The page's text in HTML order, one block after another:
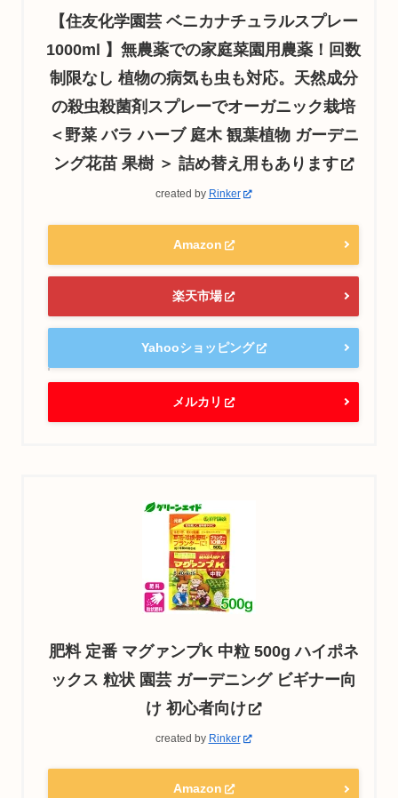
【住友化学園芸 ベニカナチュラルスプレー
1000ml 】無農薬での家庭菜園用農薬！回数
制限なし 植物の病気も虫も対応。天然成分
の殺虫殺菌剤スプレーでオーガニック栽培
＜野菜 バラ ハーブ 庭木 観葉植物 ガーデニ
ング花苗 果樹 ＞ 詰め替え用もあります
created by Rinker
Amazon
楽天市場
Yahooショッピング
メルカリ
肥料 定番 マグァンプK 中粒 500g ハイポネ
ックス 粒状 園芸 ガーデニング ビギナー向
け 初心者向け
created by Rinker
Amazon